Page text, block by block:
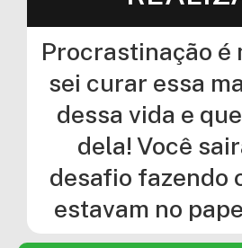
Procrastinação é
sei curar essa
dessa vida e
dela! Você
desafio fazendo
estavam no